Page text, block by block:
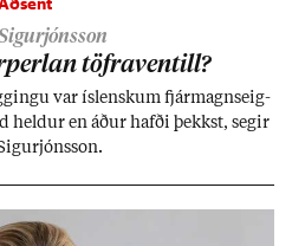
töfra­ventill?
var ís­lensk­um fjár­magns­eig­
en áð­ur hafði þekkst, seg­ir